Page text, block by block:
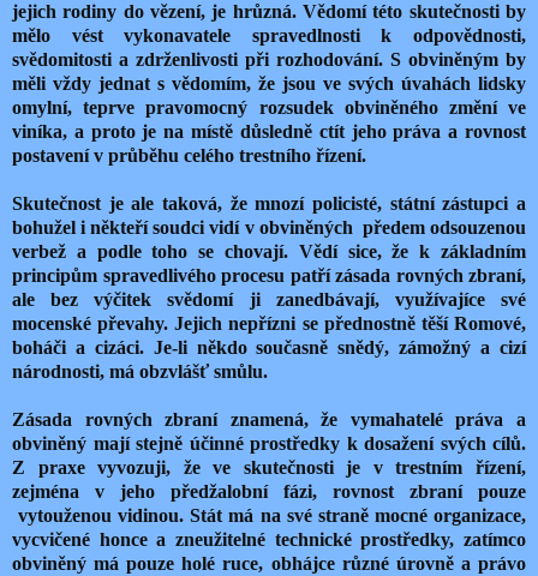
jejich rodiny do vězení, je hrůzná. Vědomí této skutečnosti by
mělo vést vykonavatele spravedlnosti k odpovědnosti,
svědomitosti a zdrženlivosti při rozhodování. S obviněným by
měli vždy jednat s vědomím, že jsou ve svých úvahách lidsky
omylní, teprve pravomocný rozsudek obviněného změní ve
viníka, a proto je na místě důsledně ctít jeho práva a rovnost
postavení v průběhu celého trestního řízení.
Skutečnost je ale taková, že mnozí policisté, státní zástupci a
bohužel i někteří soudci vidí v obviněných předem odsouzenou
verbež a podle toho se chovají. Vědí sice, že k základním
principům spravedlivého procesu patří zásada rovných zbraní,
ale bez výčitek svědomí ji zanedbávají, využívajíce své
mocenské převahy. Jejich nepřízni se přednostně těší Romové,
boháči a cizáci. Je-li někdo současně snědý, zámožný a cizí
národnosti, má obzvlášť smůlu.
Zásada rovných zbraní znamená, že vymahatelé práva a
obviněný mají stejně účinné prostředky k dosažení svých cílů.
Z praxe vyvozuji, že ve skutečnosti je v trestním řízení,
zejména v jeho předžalobní fázi, rovnost zbraní pouze
vytouženou vidinou. Stát má na své straně mocné organizace,
vycvičené honce a zneužitelné technické prostředky, zatímco
obviněný má pouze holé ruce, obhájce různé úrovně a právo